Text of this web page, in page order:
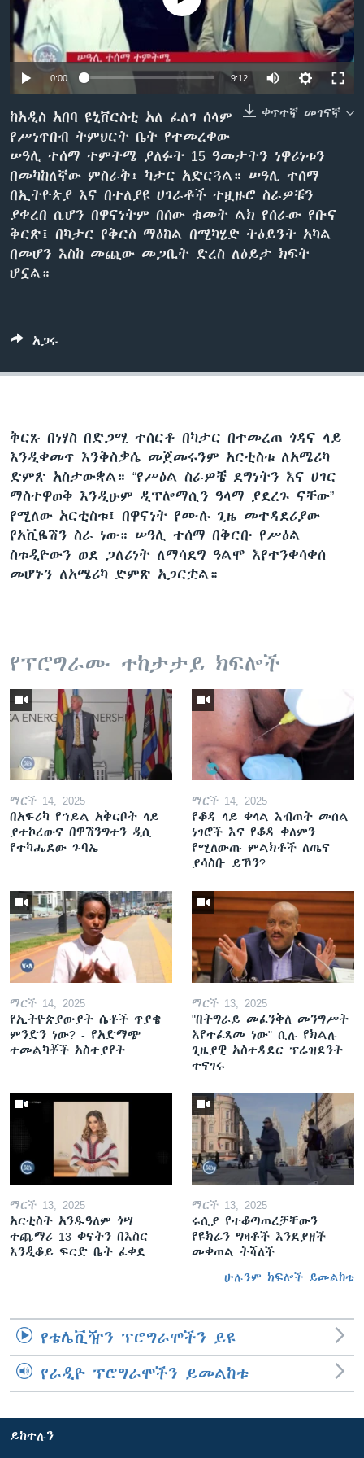
ቋንቋዎች
0:00 9:12
ቀጥተኛ መገናኛ
ከአዲስ አበባ ዩኒቨርስቲ አለ ፈለገ ሰላም
የሥነጥበብ ትምህርት ቤት የተመረቀው
ሠዓሊ ተሰማ ተምትሜ ያለፉት 15 ዓመታትን ነዋሪነቱን
በመካከለኛው ምስራቅ፤ ካታር አድርጓል። ሠዓሊ ተሰማ
በኢትዮጵያ እና በተለያዩ ሀገራቶች ተዟዙሮ ስራዎቹን
ያቀረበ ሲሆን በዋናነትም በሰው ቁመት ልክ የሰራው የቡና
ቅርጽ፤ በካታር የቅርስ ማዕከል በሚካሄድ ትዕይንት አካል
በመሆን እስከ መጪው መጋቢት ድረስ ለዕይታ ክፍት
ሆኗል።
አጋሩ
ቅርጹ በነሃስ በድጋሚ ተሰርቶ በካታር በተመረጠ ጎዳና ላይ
እንዲቀመጥ እንቅስቃሴ መጀመሩንም አርቲስቱ ለአሜሪካ
ድምጽ አስታውቋል። “የሥዕል ስራዎቼ ደግነትን እና ሀገር
ማስተዋወቅ እንዲሁም ዲፕሎማሲን ዓላማ ያደረጉ ናቸው”
የሚለው አርቲስቱ፤ በዋናነት የሙሉ ጊዜ መተዳደሪያው
የአቪዬሽን ስራ ነው። ሠዓሊ ተሰማ በቅርቡ የሥዕል
ስቱዲዮውን ወደ ጋለሪነት ለማሳደግ ዓልሞ እየተንቀሳቀሰ
መሆኑን ለአሜሪካ ድምጽ አጋርቷል።
የፕሮግራሙ ተከታታይ ክፍሎች
ማርች 14, 2025
በአፍሪካ የኅይል አቅርቦት ላይ
ያተኮረውና በዋሽንግተን ዲሲ
የተካሔደው ጉባኤ
ማርች 14, 2025
የቆዳ ላይ ቀላል እብጠት መሰል
ነገሮች እና የቆዳ ቀለምን
የሚለውጡ ምልክቶች ለጤና
ያሳስቡ ይኾን?
ማርች 14, 2025
የኢትዮጵያውያት ሴቶች ጥያቄ
ምንድን ነው? - የአድማጭ
ተመልካቾች አስተያየት
ማርች 13, 2025
"በትግራይ መፈንቅለ መንግሥት
እየተፈጸመ ነው" ሲሉ የክልሉ
ጊዜያዊ አስተዳደር ፕሬዝደንት
ተናገሩ
ማርች 13, 2025
አርቲስት አንዱዓለም ጎሣ
ተጨማሪ 13 ቀናትን በእስር
እንዲቆይ ፍርድ ቤት ፈቀደ
ማርች 13, 2025
ሩሲያ የተቆጣጠረቻቸውን
የዩክሬን ግዛቶች እንደያዘች
መቀጠል ትሻለች
ሁሉንም ክፍሎች ይመልከቱ
የቴሌቪዥን ፕሮግራሞችን ይዩ
የራዲዮ ፕሮግራሞችን ይመልከቱ
ይከተሉን